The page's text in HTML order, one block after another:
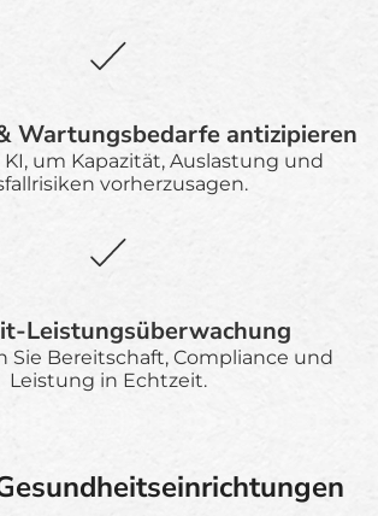
Wartungsbedarfe antizipieren
um Kapazität, Auslastung und
vorherzusagen.
Leistungsüberwachung
Sie Bereitschaft, Compliance und
Leistung in Echtzeit.